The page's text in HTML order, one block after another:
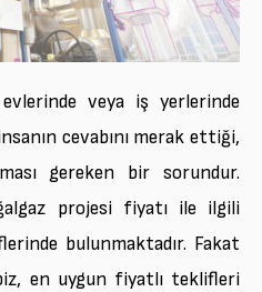
veya iş yerlerinde
cevabını merak ettiği,
gereken bir sorundur.
projesi fiyatı ile ilgili
bulunmaktadır. Fakat
en uygun fiyatlı teklifleri